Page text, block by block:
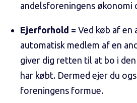
andelsforeningens økonomi
Ejerforhold = Ved køb af en
automatisk medlem af en
giver dig retten til at bo i
har købt. Dermed ejer du
foreningens formue.